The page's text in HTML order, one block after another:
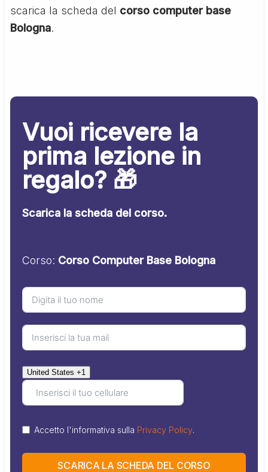
scarica la scheda del corso computer base
Bologna.
Vuoi ricevere la
prima lezione in
regalo? 🎁
Scarica la scheda del corso.
Corso: Corso Computer Base Bologna
United States +1
Accetto l'informativa sulla Privacy Policy.
SCARICA LA SCHEDA DEL CORSO